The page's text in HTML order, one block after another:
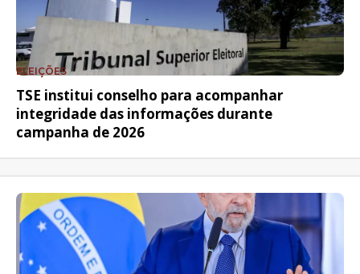
ELEIÇÕES
TSE institui conselho para acompanhar
integridade das informações durante
campanha de 2026